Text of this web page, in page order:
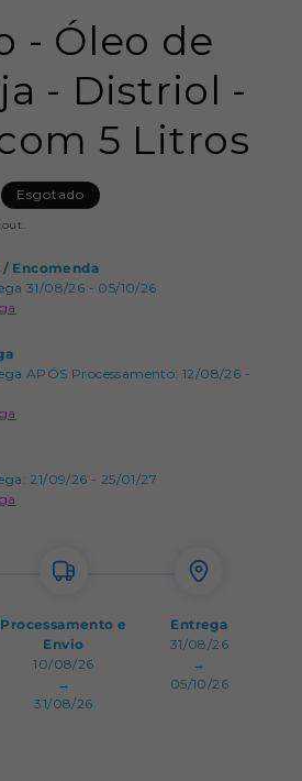
- Óleo de
- Distriol -
5 Litros
Esgotado
Encomenda
31/08/26 - 05/10/26
APÓS Processamento: 12/08/26 -
21/09/26 - 25/01/27
Processamento e
Envio
10/08/26
→
31/08/26
Entrega
31/08/26
→
05/10/26